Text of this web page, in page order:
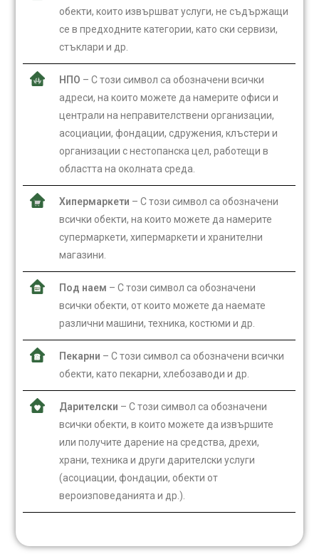
обекти, които извършват услуги, не съдържащи
се в предходните категории, като ски сервизи,
стъклари и др.
НПО – С този символ са обозначени всички
адреси, на които можете да намерите офиси и
централи на неправителствени организации,
асоциации, фондации, сдружения, клъстери и
организации с нестопанска цел, работещи в
областта на околната среда.
Хипермаркети – С този символ са обозначени
всички обекти, на които можете да намерите
супермаркети, хипермаркети и хранителни
магазини.
Под наем – С този символ са обозначени
всички обекти, от които можете да наемате
различни машини, техника, костюми и др.
Пекарни – С този символ са обозначени всички
обекти, като пекарни, хлебозаводи и др.
Дарителски – С този символ са обозначени
всички обекти, в които можете да извършите
или получите дарение на средства, дрехи,
храни, техника и други дарителски услуги
(асоциации, фондации, обекти от
вероизповеданията и др.).